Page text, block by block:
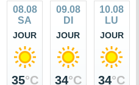
08.08
SA
JOUR
35°C
09.08
DI
JOUR
34°C
10.08
LU
JOUR
34°C